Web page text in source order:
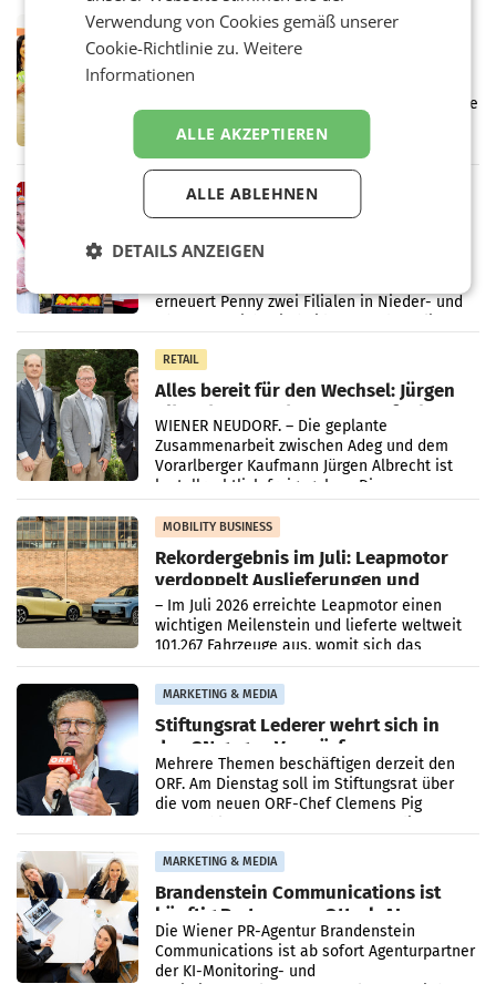
Markterwartung deutlich übertroffen.
RETAIL
Eine Bühne für Zirkularität: ARA und
Müller informieren am POS über
Über den gesamten August hinweg rücken die
Altstoff Recycling Austria AG (ARA) und der
Handelskonzern Müller die Initiative
„Kreislauf-Helden“ in allen österreichischen
RETAIL
Penny modernisiert zwei Filialen in
Ober- und Niederösterreich
WIENER NEUDORF. – Im Rahmen einer
erneuert Penny zwei Filialen in Nieder- und
RETAIL
Alles bereit für den Wechsel: Jürgen
Albrecht setzt ab 1.1.2027 auf Adeg
WIENER NEUDORF. – Die geplante
Zusammenarbeit zwischen Adeg und dem
Vorarlberger Kaufmann Jürgen Albrecht ist
kartellrechtlich freigegeben: Die
Bundeswettbewerbsbehörde und der
Bundeskartellanwalt
MOBILITY BUSINESS
Rekordergebnis im Juli: Leapmotor
verdoppelt Auslieferungen und
überschreitet die 100.000er-Marke
– Im Juli 2026 erreichte Leapmotor einen
wichtigen Meilenstein und lieferte weltweit
101.267 Fahrzeuge aus, womit sich das
Ergebnis gegenüber Juli 2025 mehr als
verdoppelte (+102
MARKETING & MEDIA
Stiftungsrat Lederer wehrt sich in
den SN gegen Vorwürfe
Mehrere Themen beschäftigen derzeit den
ORF. Am Dienstag soll im Stiftungsrat über
die vom neuen ORF-Chef Clemens Pig
MARKETING & MEDIA
Brandenstein Communications ist
künftig Partner von OtterlyAI
Die Wiener PR-Agentur Brandenstein
Communications ist ab sofort Agenturpartner
der KI-Monitoring- und
Verwendung von Cookies gemäß unserer
Cookie-Richtlinie zu.Weitere
Informationen
ALLE AKZEPTIEREN
ALLE ABLEHNEN
DETAILS ANZEIGEN